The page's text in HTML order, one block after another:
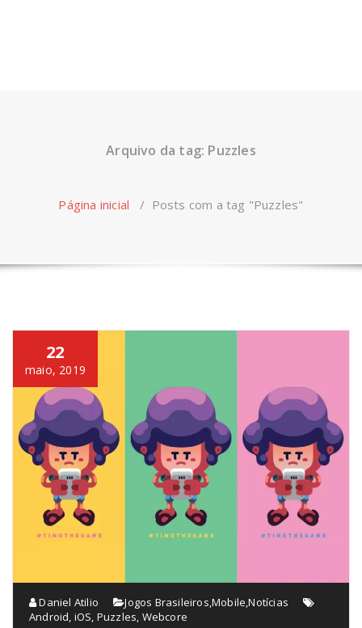
Arquivo da tag: Puzzles
Página inicial / Posts com a tag "Puzzles"
22
maio, 2019
Daniel Atilio Jogos Brasileiros ,Mobile ,Notícias
Android iOS Puzzles Webcore